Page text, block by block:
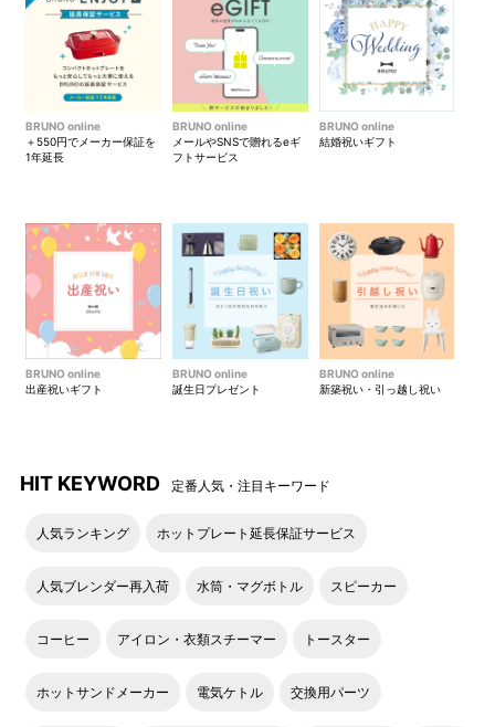
BRUNO online
＋550円でメーカー保証を
1年延長
BRUNO online
メールやSNSで贈れるeギ
フトサービス
BRUNO online
結婚祝いギフト
BRUNO online
出産祝いギフト
BRUNO online
誕生日プレゼント
BRUNO online
新築祝い・引っ越し祝い
HIT KEYWORD 定番人気・注目キーワード
人気ランキング ホットプレート延長保証サービス
人気ブレンダー再入荷 水筒・マグボトル スピーカー
コーヒー アイロン・衣類スチーマー トースター
ホットサンドメーカー 電気ケトル 交換用パーツ